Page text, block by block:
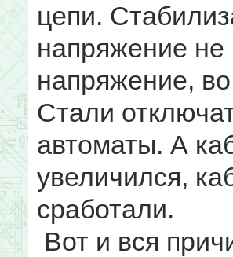
цепи.
напряжение не
напряжение,
Стали
автоматы. А
увеличился,
сработали.
Вот и вся